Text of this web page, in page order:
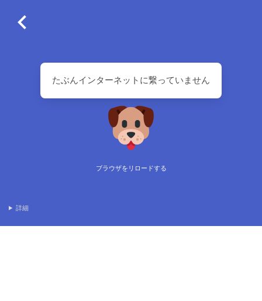
たぶんインターネットに繋っていません
ブラウザをリロードする
詳細